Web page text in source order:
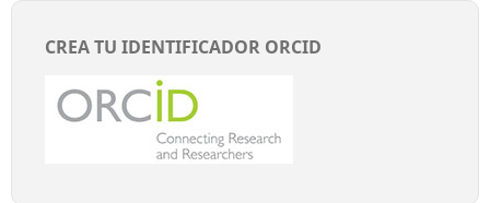
CREA TU IDENTIFICADOR ORCID